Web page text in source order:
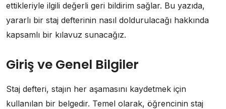
ettikleriyle ilgili değerli geri bildirim sağlar. Bu yazıda,
yararlı bir staj defterinin nasıl doldurulacağı hakkında
kapsamlı bir kılavuz sunacağız.
Giriş ve Genel Bilgiler
Staj defteri, stajın her aşamasını kaydetmek için
kullanılan bir belgedir. Temel olarak, öğrencinin staj